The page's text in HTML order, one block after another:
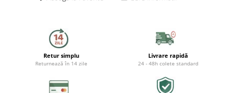
Aparate de tuns & ras
Cantare corporale
Retur simplu
Returnează în 14 zile
Livrare rapidă
24 - 48h colete standard